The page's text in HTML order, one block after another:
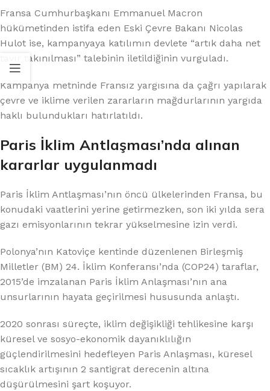
Fransa Cumhurbaşkanı Emmanuel Macron
hükümetinden istifa eden Eski Çevre Bakanı Nicolas
Hulot ise, kampanyaya katılımın devlete “artık daha net
tavır takınılması” talebinin iletildiğinin vurguladı.
Kampanya metninde Fransız yargısına da çağrı yapılarak
çevre ve iklime verilen zararların mağdurlarının yargıda
haklı bulundukları hatırlatıldı.
Paris İklim Antlaşması’nda alınan
kararlar uygulanmadı
Paris İklim Antlaşması’nın öncü ülkelerinden Fransa, bu
konudaki vaatlerini yerine getirmezken, son iki yılda sera
gazı emisyonlarının tekrar yükselmesine izin verdi.
Polonya’nın Katoviçe kentinde düzenlenen Birleşmiş
Milletler (BM) 24. İklim Konferansı’nda (COP24) taraflar,
2015’de imzalanan Paris İklim Anlaşması’nın ana
unsurlarının hayata geçirilmesi hususunda anlaştı.
2020 sonrası süreçte, iklim değişikliği tehlikesine karşı
küresel ve sosyo-ekonomik dayanıklılığın
güçlendirilmesini hedefleyen Paris Anlaşması, küresel
sıcaklık artışının 2 santigrat derecenin altına
düşürülmesini şart koşuyor.